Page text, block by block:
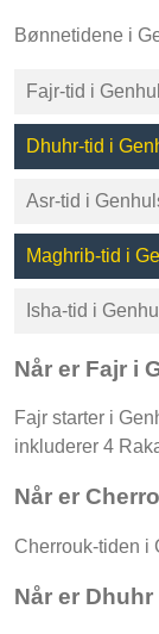
Bønnetidene i
Fajr-tid i
Dhuhr-tid i
Asr-tid i
Maghrib-tid i
Isha-tid i
Når er Fajr i
Fajr starter i
inkluderer 4
Når er
Cherrouk-tiden i
Når er